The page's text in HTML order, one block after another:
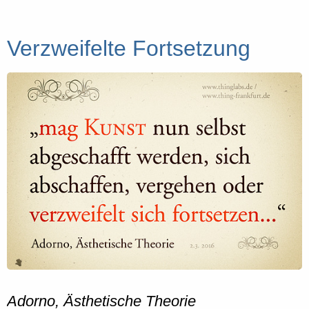
Verzweifelte Fortsetzung
Adorno, Ästhetische Theorie